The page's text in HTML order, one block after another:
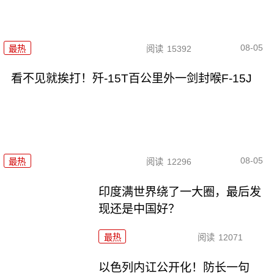
最热 阅读 15392 08-05
看不见就挨打！歼-15T百公里外一剑封喉F-15J
最热 阅读 12296 08-05
印度满世界绕了一大圈，最后发
现还是中国好？
最热 阅读 12071
以色列内讧公开化！防长一句